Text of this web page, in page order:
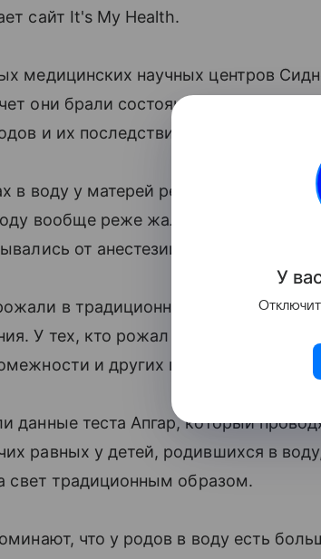
сайт It's My Health.
медицинских научных центров
они брали состояние здоровья
и их последствия.
в воду у матерей реже происходит
вообще реже жаловались на
от анестезии.
в традиционных палатах, на
У тех, кто рожал в воду, на 10%
и других послеродовых
данные теста Апгар, который
равных у детей, родившихся в
свет традиционным образом.
что у родов в воду есть
У